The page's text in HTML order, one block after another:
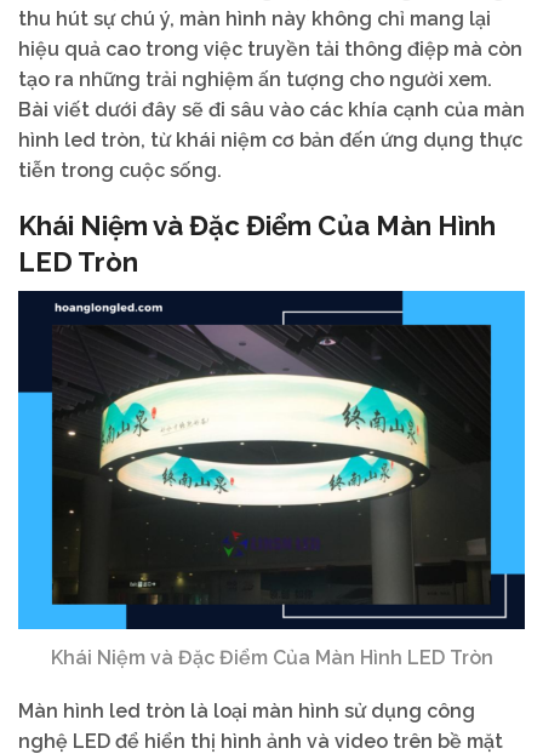
thu hút sự chú ý, màn hình này không chỉ mang lại
hiệu quả cao trong việc truyền tải thông điệp mà còn
tạo ra những trải nghiệm ấn tượng cho người xem.
Bài viết dưới đây sẽ đi sâu vào các khía cạnh của màn
hình led tròn, từ khái niệm cơ bản đến ứng dụng thực
tiễn trong cuộc sống.
Khái Niệm và Đặc Điểm Của Màn Hình
LED Tròn
Khái Niệm và Đặc Điểm Của Màn Hình LED Tròn
Màn hình led tròn là loại màn hình sử dụng công
nghệ LED để hiển thị hình ảnh và video trên bề mặt